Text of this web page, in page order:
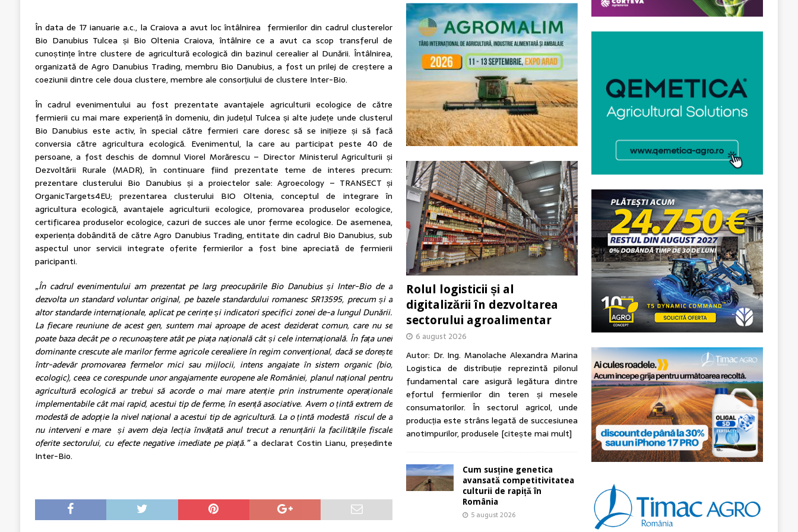
În data de 17 ianuarie a.c., la Craiova a avut loc întâlnirea fermierilor din cadrul clusterelor
Bio Danubius Tulcea și Bio Oltenia Craiova, întâlnire ce a avut ca scop transferul de
cunoștințe între clustere de agricultură ecologică din bazinul cerealier al Dunării. Întâlnirea,
organizată de Agro Danubius Trading, membru Bio Danubius, a fost un prilej de creștere a
coeziunii dintre cele doua clustere, membre ale consorțiului de clustere Inter-Bio.
În cadrul evenimentului au fost prezentate avantajele agriculturii ecologice de către
fermierii cu mai mare experiență în domeniu, din județul Tulcea și alte județe unde clusterul
Bio Danubius este activ, în special către fermieri care doresc să se inițieze și să facă
conversia către agricultura ecologică. Evenimentul, la care au participat peste 40 de
persoane, a fost deschis de domnul Viorel Morărescu – Director Ministerul Agriculturii și
Dezvoltării Rurale (MADR), în continuare fiind prezentate teme de interes precum:
prezentare clusterului Bio Danubius și a proiectelor sale: Agroecology – TRANSECT și
OrganicTargets4EU; prezentarea clusterului BIO Oltenia, conceptul de integrare în
agricultura ecologică, avantajele agriculturii ecologice, promovarea produselor ecologice,
certificarea produselor ecologice, cazuri de succes ale unor ferme ecologice. De asemenea,
experiența dobândită de către Agro Danubius Trading, entitate din cadrul Bio Danubius, sub
aspectul unor servicii integrate oferite fermierilor a fost bine apreciată de fermierii
paricipanti.
„În cadrul evenimentului am prezentat pe larg preocupările Bio Danubius și Inter-Bio de a
dezvolta un standard voluntar original, pe bazele standardului romanesc SR13595, precum și a
altor standarde internaționale, aplicat pe cerințe și indicatori specifici zonei de-a lungul Dunării.
La fiecare reuniune de acest gen, suntem mai aproape de acest deziderat comun, care nu se
poate baza decât pe o recunoaștere atât pe piața națională cât și cele internațională. În fața unei
dominante crescute ale marilor ferme agricole cerealiere în regim convențional, dacă se dorește
într-adevăr promovarea fermelor mici sau mijlocii, intens angajate în sistem organic (bio,
ecologic), ceea ce corespunde unor angajamente europene ale României, planul național pentru
agricultură ecologică ar trebui să acorde o mai mare atenție prin instrumente operaționale
implementabile cât mai rapid, acestui tip de ferme, în esență asociative. Avem o țintă extrem de
modestă de adopție la nivel național a acestui tip de agricultură. La o țintă modestă riscul de a
nu interveni e mare și avem deja lecția învățată anul trecut a renunțării la facilitățile fiscale
oferite sectorului, cu efecte negative imediate pe piață.”a declarat Costin Lianu, președinte
Inter-Bio.
Rolul logisticii și al
digitalizării în dezvoltarea
sectorului agroalimentar
6 august 2026
Autor: Dr. Ing. Manolache Alexandra Marina
Logistica de distribuție reprezintă pilonul
fundamental care asigură legătura dintre
efortul fermierilor din teren și mesele
consumatorilor. În sectorul agricol, unde
producția este strâns legată de succesiunea
anotimpurilor, produsele [citește mai mult]
Cum susține genetica
avansată competitivitatea
culturii de rapiță în
România
5 august 2026